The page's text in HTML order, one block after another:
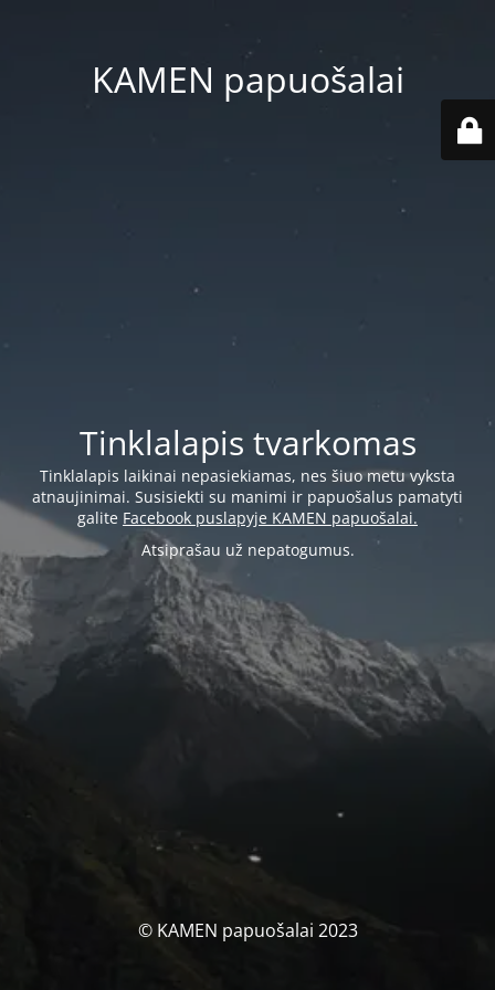
KAMEN papuošalai
Tinklalapis tvarkomas
Tinklalapis laikinai nepasiekiamas, nes šiuo metu vyksta
atnaujinimai. Susisiekti su manimi ir papuošalus pamatyti
galite Facebook puslapyje KAMEN papuošalai.
Atsiprašau už nepatogumus.
© KAMEN papuošalai 2023